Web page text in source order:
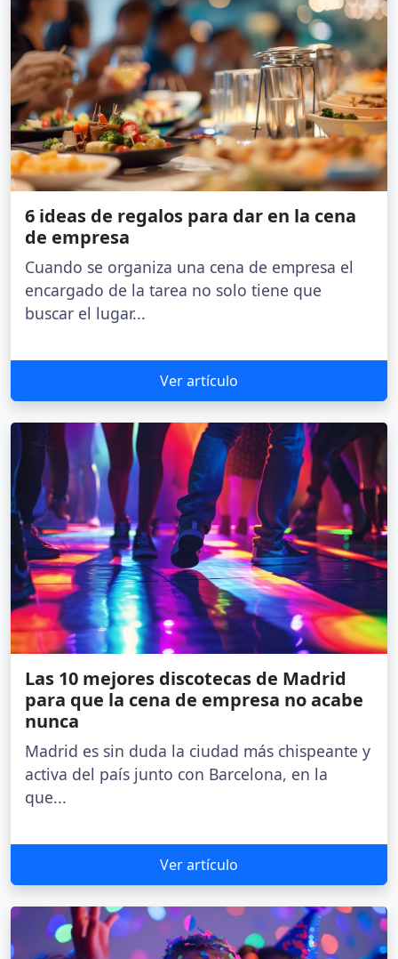
6 ideas de regalos para dar en la cena
de empresa
Cuando se organiza una cena de empresa el
encargado de la tarea no solo tiene que
buscar el lugar...
Ver artículo
Las 10 mejores discotecas de Madrid
para que la cena de empresa no acabe
nunca
Madrid es sin duda la ciudad más chispeante y
activa del país junto con Barcelona, en la
que...
Ver artículo